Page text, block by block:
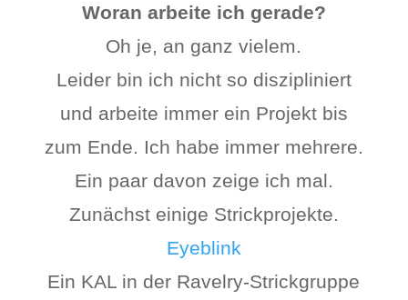
Woran arbeite ich gerade?
Oh je, an ganz vielem.
Leider bin ich nicht so diszipliniert
und arbeite immer ein Projekt bis
zum Ende. Ich habe immer mehrere.
Ein paar davon zeige ich mal.
Zunächst einige Strickprojekte.
Eyeblink
Ein KAL in der Ravelry-Strickgruppe